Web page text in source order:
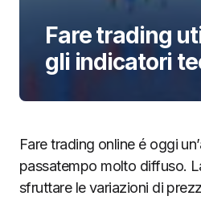
Fare trading
gli indicatori
Fare trading online é oggi
passatempo molto diffuso.
sfruttare le variazioni di